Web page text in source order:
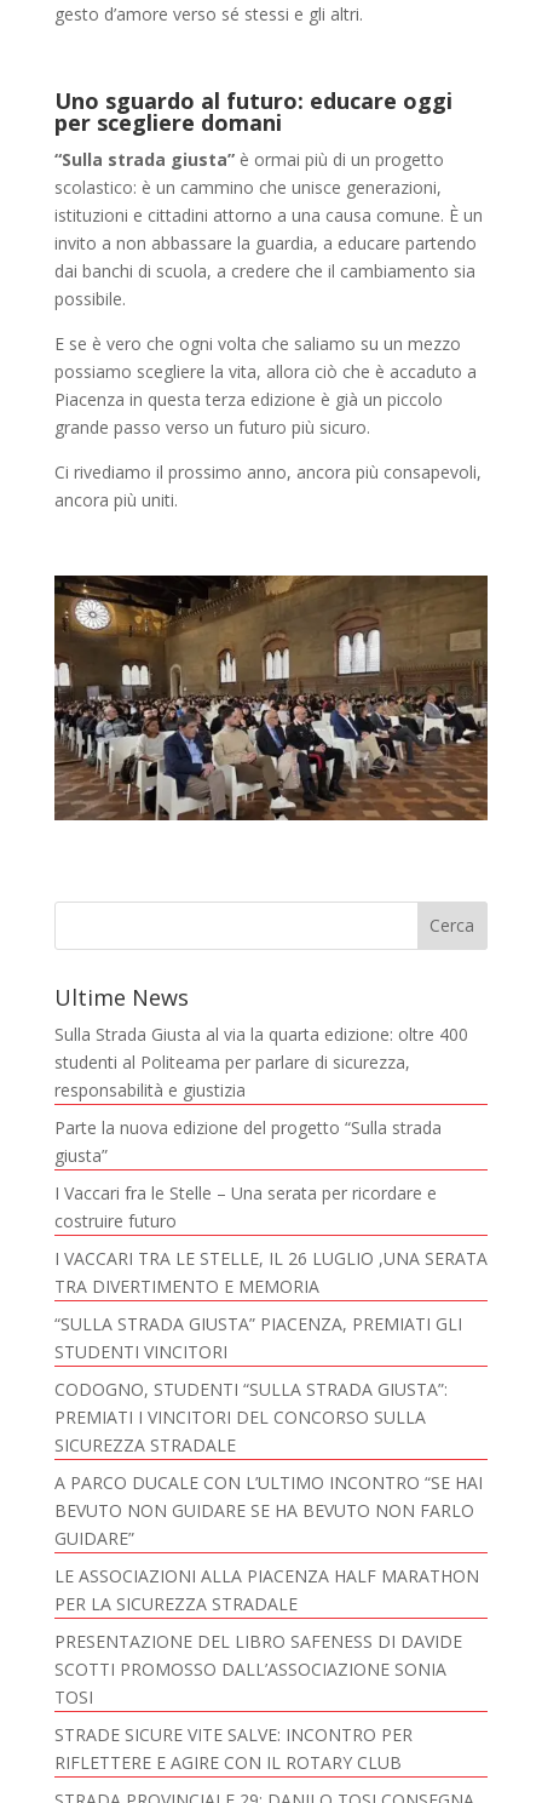
gesto d’amore verso sé stessi e gli altri.
Uno sguardo al futuro: educare oggi
per scegliere domani
“Sulla strada giusta”è ormai più di un progetto
scolastico: è un cammino che unisce generazioni,
istituzioni e cittadini attorno a una causa comune. È un
invito a non abbassare la guardia, a educare partendo
dai banchi di scuola, a credere che il cambiamento sia
possibile.
E se è vero che ogni volta che saliamo su un mezzo
possiamo scegliere la vita, allora ciò che è accaduto a
Piacenza in questa terza edizione è già un piccolo
grande passo verso un futuro più sicuro.
Ci rivediamo il prossimo anno, ancora più consapevoli,
ancora più uniti.
Ultime News
Sulla Strada Giusta al via la quarta edizione: oltre 400
studenti al Politeama per parlare di sicurezza,
responsabilità e giustizia
Parte la nuova edizione del progetto “Sulla strada
giusta”
I Vaccari fra le Stelle – Una serata per ricordare e
costruire futuro
I VACCARI TRA LE STELLE, IL 26 LUGLIO ,UNA SERATA
TRA DIVERTIMENTO E MEMORIA
“SULLA STRADA GIUSTA” PIACENZA, PREMIATI GLI
STUDENTI VINCITORI
CODOGNO, STUDENTI “SULLA STRADA GIUSTA”:
PREMIATI I VINCITORI DEL CONCORSO SULLA
SICUREZZA STRADALE
A PARCO DUCALE CON L’ULTIMO INCONTRO “SE HAI
BEVUTO NON GUIDARE SE HA BEVUTO NON FARLO
GUIDARE”
LE ASSOCIAZIONI ALLA PIACENZA HALF MARATHON
PER LA SICUREZZA STRADALE
PRESENTAZIONE DEL LIBRO SAFENESS DI DAVIDE
SCOTTI PROMOSSO DALL’ASSOCIAZIONE SONIA
TOSI
STRADE SICURE VITE SALVE: INCONTRO PER
RIFLETTERE E AGIRE CON IL ROTARY CLUB